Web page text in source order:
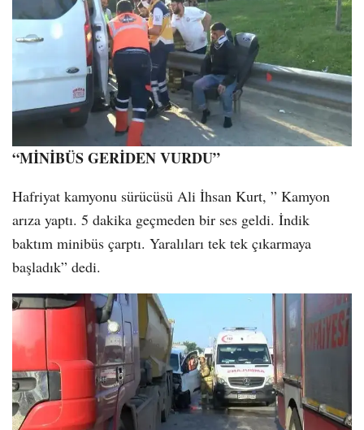
“MİNİBÜS GERİDEN VURDU”
Hafriyat kamyonu sürücüsü Ali İhsan Kurt, ” Kamyon
arıza yaptı. 5 dakika geçmeden bir ses geldi. İndik
baktım minibüs çarptı. Yaralıları tek tek çıkarmaya
başladık” dedi.